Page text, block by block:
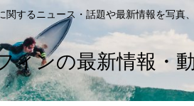
関するニュース・話題や最新情報を写真
ィンの最新情報・